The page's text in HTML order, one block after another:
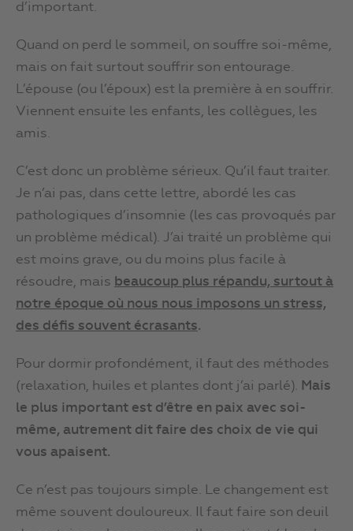
d’important.
Quand on perd le sommeil, on souffre soi-même,
mais on fait surtout souffrir son entourage.
L’épouse (ou l’époux) est la première à en souffrir.
Viennent ensuite les enfants, les collègues, les
amis.
C’est donc un problème sérieux. Qu’il faut traiter.
Je n’ai pas, dans cette lettre, abordé les cas
pathologiques d’insomnie (les cas provoqués par
un problème médical). J’ai traité un problème qui
est moins grave, ou du moins plus facile à
résoudre, mais beaucoup plus répandu, surtout à
notre époque où nous nous imposons un stress,
des défis souvent écrasants.
Pour dormir profondément, il faut des méthodes
(relaxation, huiles et plantes dont j’ai parlé). Mais
le plus important est d’être en paix avec soi-
même, autrement dit faire des choix de vie qui
vous apaisent.
Ce n’est pas toujours simple. Le changement est
même souvent douloureux. Il faut faire son deuil